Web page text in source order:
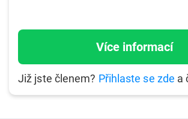
Více informací
Již jste členem? Přihlaste se zde a